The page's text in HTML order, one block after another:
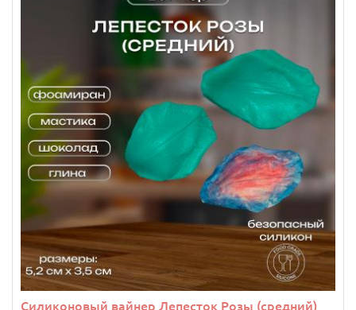
Силиконовый вайнер Лепесток Розы (средний)